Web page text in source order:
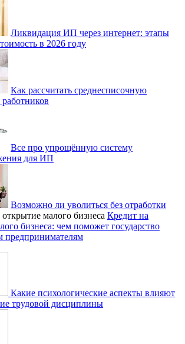
Ликвидация ИП через интернет: этапы
в 2026 году
Как рассчитать среднесписочную
Все про упрощённую систему
для ИП
Возможно ли уволиться без отработки
Кредит на
бизнеса: чем поможет государство
Какие психологические аспекты влияют
трудовой дисциплины